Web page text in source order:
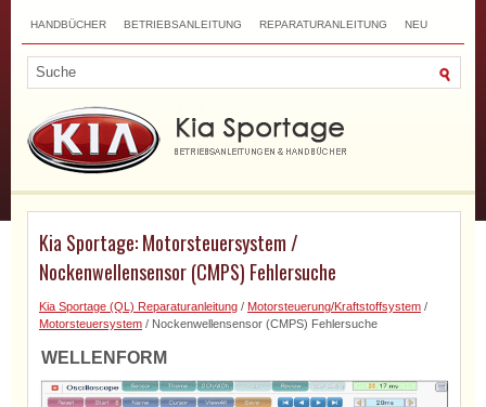
HANDBÜCHER BETRIEBSANLEITUNG REPARATURANLEITUNG NEU
Kia Sportage: Motorsteuersystem /
Nockenwellensensor (CMPS) Fehlersuche
Kia Sportage (QL) Reparaturanleitung / Motorsteuerung/Kraftstoffsystem /
Motorsteuersystem / Nockenwellensensor (CMPS) Fehlersuche
WELLENFORM